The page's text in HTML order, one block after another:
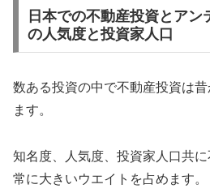
日本での不動産投資とアン
の人気度と投資家人口
数ある投資の中で不動産投資は
ます。
知名度、人気度、投資家人口共
常に大きいウエイトを占めます。